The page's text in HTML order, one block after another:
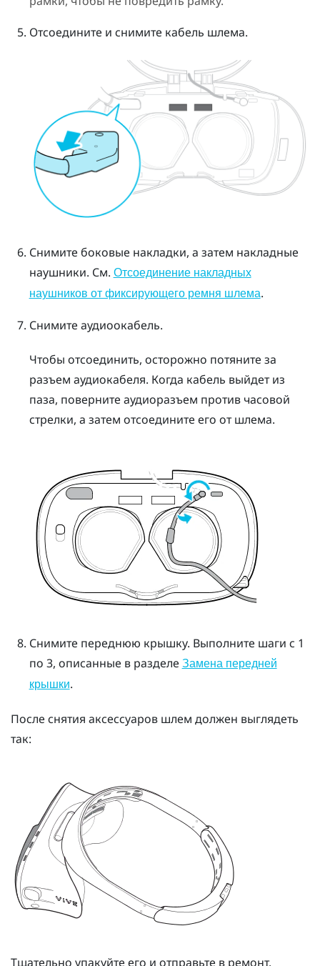
Отсоедините и снимите кабель шлема.
Снимите боковые накладки, а затем накладные
наушники. См. Отсоединение накладных
наушников от фиксирующего ремня шлема.
Снимите аудиоокабель.
Чтобы отсоединить, осторожно потяните за
разъем аудиокабеля. Когда кабель выйдет из
паза, поверните аудиоразъем против часовой
стрелки, а затем отсоедините его от шлема.
Снимите переднюю крышку. Выполните шаги с 1
по 3, описанные в разделе Замена передней
крышки.
После снятия аксессуаров шлем должен выглядеть
так:
Тщательно упакуйте его и отправьте в ремонт.